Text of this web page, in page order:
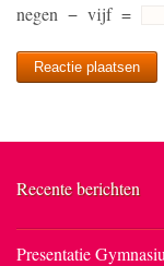
negen − vijf =
Recente berichten
Presentatie